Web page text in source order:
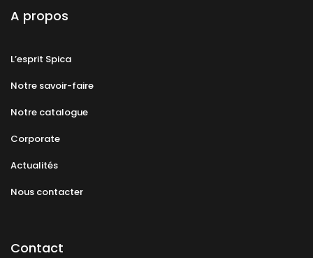
A propos
L’esprit Spica
Notre savoir-faire
Notre catalogue
Corporate
Actualités
Nous contacter
Contact